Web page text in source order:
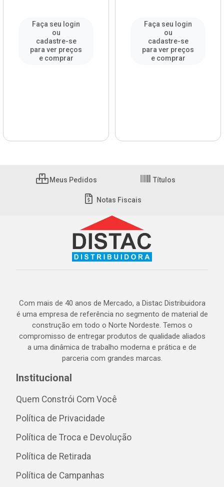
Faça seu login
ou
cadastre-se
para ver preços
e comprar
Faça seu login
ou
cadastre-se
para ver preços
e comprar
Meus Pedidos Títulos
Notas Fiscais
Com mais de 40 anos de Mercado, a Distac Distribuidora
é uma empresa de referência no segmento de material de
construção em todo o Norte Nordeste. Temos o
compromisso de entregar produtos de qualidade aliados
a uma dinâmica de trabalho moderna e prática e de
parceria com grandes marcas.
Institucional
Quem Constrói Com Você
Política de Privacidade
Política de Troca e Devolução
Política de Retirada
Política de Campanhas